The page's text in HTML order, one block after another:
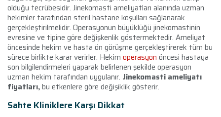
olduğu tecrübesidir. Jinekomasti ameliyatları alanında uzman
hekimler tarafından steril hastane koşulları sağlanarak
gerçekleştirilmelidir. Operasyonun büyüklüğü jinekomastinin
evresine ve tipine göre değişkenlik göstermektedir. Ameliyat
öncesinde hekim ve hasta ön görüşme gerçekleştirerek tüm bu
sürece birlikte karar verirler. Hekim operasyon öncesi hastaya
son bilgilendirmeleri yaparak belirlenen şekilde operasyon
uzman hekim tarafından uygulanır. Jinekomasti ameliyatı
fiyatları,bu etkenlere göre değişiklik gösterir.
Sahte Kliniklere Karşı Dikkat